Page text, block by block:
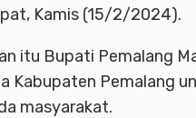
Kamis (15/2/2024).
itu Bupati Pemalang
Kabupaten Pemalang
masyarakat.